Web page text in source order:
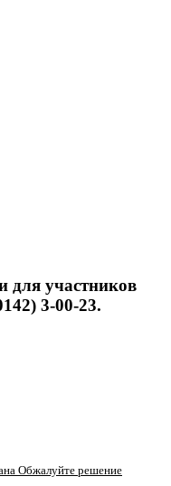
для участников
3-00-23.
Обжалуйте решение